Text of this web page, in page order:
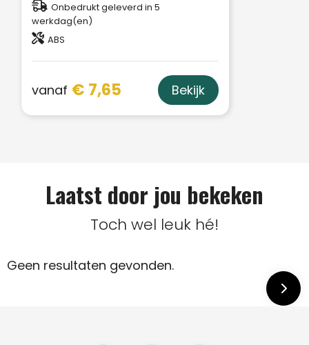
Onbedrukt geleverd in 5
werkdag(en)
ABS
vanaf € 7,65 Bekijk
Laatst door jou bekeken
Toch wel leuk hé!
Geen resultaten gevonden.